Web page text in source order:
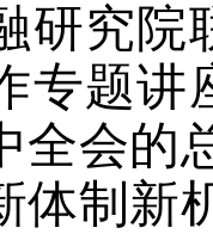
研究院
专题讲
全会的
体制新